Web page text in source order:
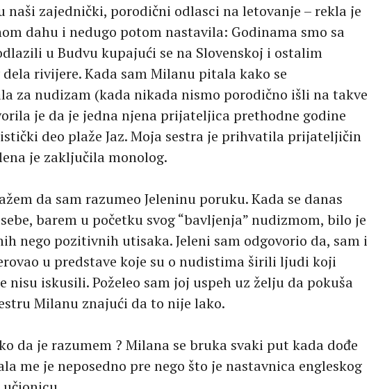
naši zajednički, porodični odlasci na letovanje – rekla je
dahu i nedugo potom nastavila: Godinama smo sa
u Budvu kupajući se na Slovenskoj i ostalim
rivijere. Kada sam Milanu pitala kako se
za nudizam (kada nikada nismo porodično išli na takve
je da je jedna njena prijateljica prethodne godine
deo plaže Jaz. Moja sestra je prihvatila prijateljičin
je zaključila monolog.
da sam razumeo Jeleninu poruku. Kada se danas
barem u početku svog “bavljenja” nudizmom, bilo je
nego pozitivnih utisaka. Jeleni sam odgovorio da, sam i
u predstave koje su o nudistima širili ljudi koji
nisu iskusili. Poželeo sam joj uspeh uz želju da pokuša
Milanu znajući da to nije lako.
da je razumem ? Milana se bruka svaki put kada dođe
me je neposedno pre nego što je nastavnica engleskog